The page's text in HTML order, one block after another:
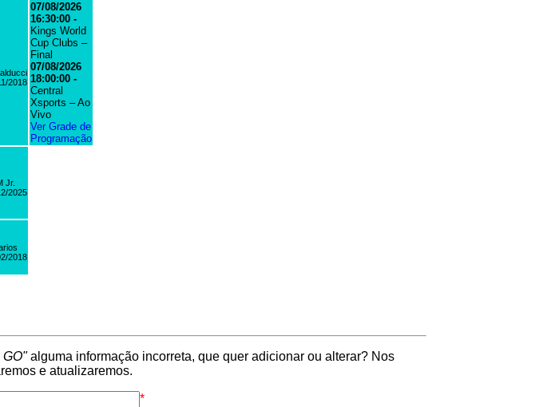
2018
07/08/2026
16:30:00 -
Kings World
Cup Clubs –
Final
07/08/2026
18:00:00 -
Central
Xsports – Ao
Vivo
Ver Grade de
Programação
Jr.
2025
2018
GO"alguma informação incorreta, que quer adicionar ou alterar? Nos
e atualizaremos.
*